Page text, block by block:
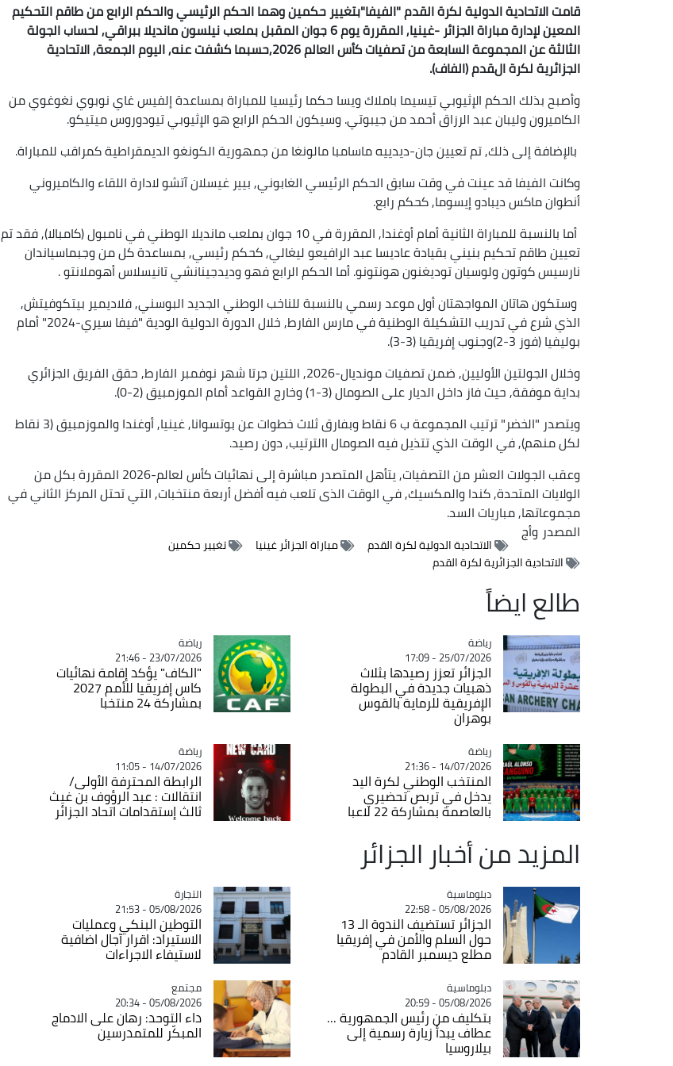
قامت الاتحادية الدولية لكرة القدم "الفيفا"بتغيير حكمين وهما الحكم الرئيسي والحكم الرابع من طاقم التحكيم
المعين لإدارة مباراة الجزائر -غينيا, المقررة يوم 6 جوان المقبل بملعب نيلسون مانديلا ببراقي, لحساب الجولة
الثالثة عن المجموعة السابعة من تصفيات كأس العالم 2026,حسبما كشفت عنه, اليوم الجمعة, الاتحادية
الجزائرية لكرة القدم (الفاف).
وأصبح بذلك الحكم الإثيوبي تيسيما باملاك ويسا حكما رئيسيا للمباراة بمساعدة إلفيس غاي نوبوي نغوغوي من
الكاميرون وليبان عبد الرزاق أحمد من جيبوتي. وسيكون الحكم الرابع هو الإثيوبي تيودوروس ميتيكو.
بالإضافة إلى ذلك, تم تعيين جان-ديدييه ماسامبا مالونغا من جمهورية الكونغو الديمقراطية كمراقب للمباراة.
وكانت الفيفا قد عينت في وقت سابق الحكم الرئيسي الغابوني, بيير غيسلان آتشو لادارة اللقاء والكاميروني
أنطوان ماكس ديبادو إيسوما, كحكم رابع.
أما بالنسبة للمباراة الثانية أمام أوغندا, المقررة في 10 جوان بملعب مانديلا الوطني في نامبول (كامبالا), فقد تم
تعيين طاقم تحكيم بنيني بقيادة عاديسا عبد الرافيعو ليغالي, كحكم رئيسي, بمساعدة كل من وجبماسياندان
نارسيس كوتون ولوسيان توديغنون هونتونو. أما الحكم الرابع فهو وديدجينانشي تانيسلاس أهوملانتو .
وستكون هاتان المواجهتان أول موعد رسمي بالنسبة للناخب الوطني الجديد البوسني, فلاديمير بيتكوفيتش,
الذي شرع في تدريب التشكيلة الوطنية في مارس الفارط, خلال الدورة الدولية الودية "فيفا سيري-2024" أمام
بوليفيا (فوز 3-2)وجنوب إفريقيا (3-3).
وخلال الجولتين الأوليين, ضمن تصفيات مونديال-2026, اللتين جرتا شهر نوفمبر الفارط, حقق الفريق الجزائري
بداية موفقة, حيث فاز داخل الديار على الصومال (3-1) وخارج القواعد أمام الموزمبيق (2-0).
ويتصدر "الخضر" ترتيب المجموعة ب 6 نقاط وبفارق ثلاث خطوات عن بوتسوانا, غينيا, أوغندا والموزمبيق (3 نقاط
لكل منهم), في الوقت الذي تتذيل فيه الصومال االترتيب, دون رصيد.
وعقب الجولات العشر من التصفيات, يتأهل المتصدر مباشرة إلى نهائيات كأس لعالم-2026 المقررة بكل من
الولايات المتحدة, كندا والمكسيك, في الوقت الذى تلعب فيه أفضل أربعة منتخبات, التي تحتل المركز الثاني في
مجموعاتها, مباريات السد.
المصدر وأج
الاتحادية الدولية لكرة القدم مباراة الجزائر غينيا
تغيير حكمين
الاتحادية الجزائرية لكرة القدم
طالع ايضاً
Catégorie
رياضة
25/07/2026 - 17:09
الجزائر تعزز رصيدها بثلاث
ذهبيات جديدة في البطولة
الإفريقية للرماية بالقوس
بوهران
Catégorie
رياضة
23/07/2026 - 21:46
"الكاف" يؤكد إقامة نهائيات
كاس إفريقيا للأمم 2027
بمشاركة 24 منتخبا
Catégorie
رياضة
14/07/2026 - 21:36
المنتخب الوطني لكرة اليد
يدخل في تربص تحضيري
بالعاصمة بمشاركة 22 لاعبا
Catégorie
رياضة
14/07/2026 - 11:05
الرابطة المحترفة الأولى/
انتقالات : عبد الرؤوف بن غيث
ثالث إستقدامات اتحاد الجزائر
المزيد من أخبار الجزائر
Catégorie
دبلوماسية
05/08/2026 - 22:58
الجزائر تستضيف الندوة الـ 13
حول السلم والأمن في إفريقيا
مطلع ديسمبر القادم
Catégorie
التجارة
05/08/2026 - 21:53
التوطين البنكي وعمليات
الاستيراد: اقرار آجال اضافية
لاستيفاء الاجراءات
Catégorie
دبلوماسية
05/08/2026 - 20:59
بتكليف من رئيس الجمهورية ...
عطاف يبدأ زيارة رسمية إلى
بيلاروسيا
Catégorie
مجتمع
05/08/2026 - 20:34
داء التوحد: رهان على الادماج
المبكّر للمتمدرسين